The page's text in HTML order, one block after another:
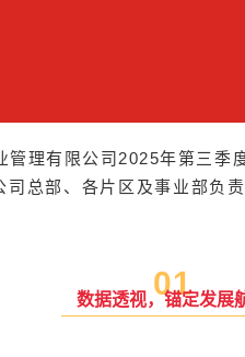
理有限公司2025年第三
总部、各片区及事业部负
01
数据透视，锚定发展